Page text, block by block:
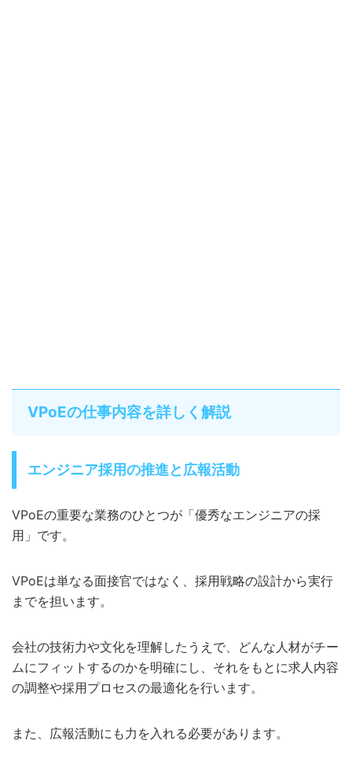
VPoEの仕事内容を詳しく解説
エンジニア採用の推進と広報活動
VPoEの重要な業務のひとつが「優秀なエンジニアの採
用」です。
VPoEは単なる面接官ではなく、採用戦略の設計から実行
までを担います。
会社の技術力や文化を理解したうえで、どんな人材がチー
ムにフィットするのかを明確にし、それをもとに求人内容
の調整や採用プロセスの最適化を行います。
また、広報活動にも力を入れる必要があります。